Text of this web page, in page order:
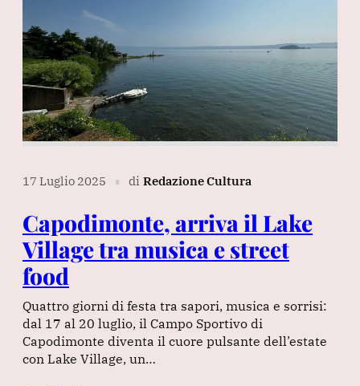
17 Luglio 2025 ∎ di Redazione Cultura
Capodimonte, arriva il Lake
Village tra musica e street
food
Quattro giorni di festa tra sapori, musica e sorrisi:
dal 17 al 20 luglio, il Campo Sportivo di
Capodimonte diventa il cuore pulsante dell’estate
con Lake Village, un…